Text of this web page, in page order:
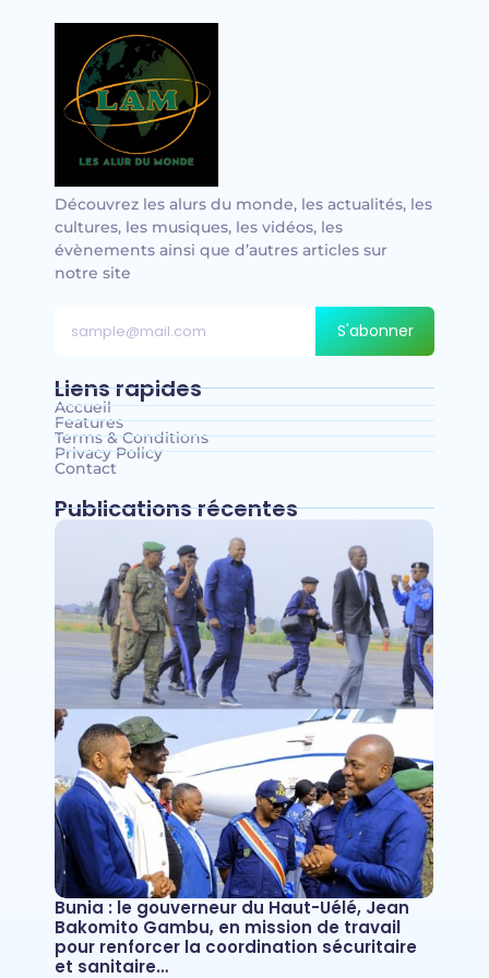
Découvrez les alurs du monde, les actualités, les
cultures, les musiques, les vidéos, les
évènements ainsi que d’autres articles sur
notre site
S'abonner
Liens rapides
Accueil
Features
Terms & Conditions
Privacy Policy
Contact
Publications récentes
Bunia : le gouverneur du Haut-Uélé, Jean
Bakomito Gambu, en mission de travail
pour renforcer la coordination sécuritaire
et sanitaire…